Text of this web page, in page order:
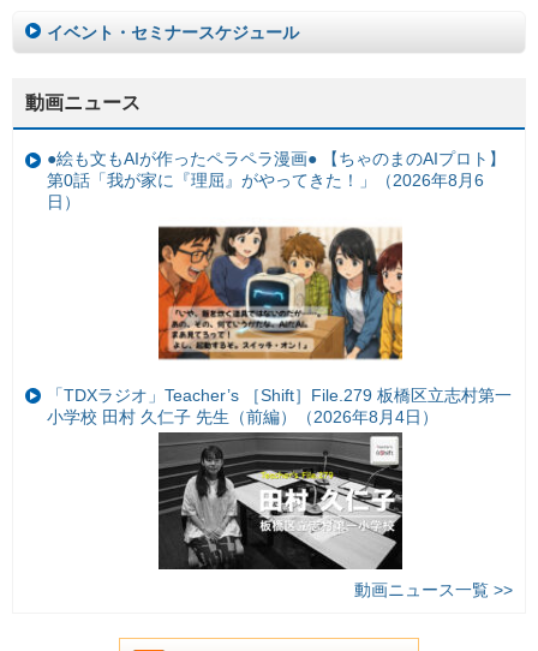
イベント・セミナースケジュール
動画ニュース
●絵も文もAIが作ったペラペラ漫画● 【ちゃのまのAIプロト】
第0話「我が家に『理屈』がやってきた！」（2026年8月6
日）
「TDXラジオ」Teacher’s ［Shift］File.279 板橋区立志村第一
小学校 田村 久仁子 先生（前編）（2026年8月4日）
動画ニュース一覧 >>